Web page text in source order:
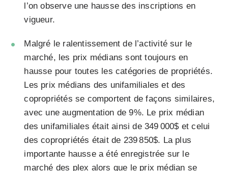
l’on observe une hausse des inscriptions en
vigueur.
Malgré le ralentissement de l’activité sur le
marché, les prix médians sont toujours en
hausse pour toutes les catégories de propriétés.
Les prix médians des unifamiliales et des
copropriétés se comportent de façons similaires,
avec une augmentation de 9%. Le prix médian
des unifamiliales était ainsi de 349 000$ et celui
des copropriétés était de 239 850$. La plus
importante hausse a été enregistrée sur le
marché des plex alors que le prix médian se